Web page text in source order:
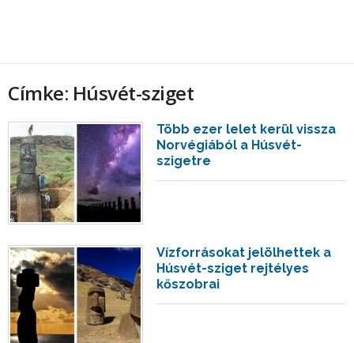
Címke: Húsvét-sziget
Több ezer lelet kerül vissza
Norvégiából a Húsvét-
szigetre
Vízforrásokat jelölhettek a
Húsvét-sziget rejtélyes
kőszobrai